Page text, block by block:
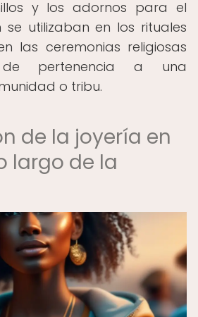
y los adornos para el
utilizaban en los rituales
las ceremonias religiosas
pertenencia a una
o tribu.
de la joyería en
largo de la